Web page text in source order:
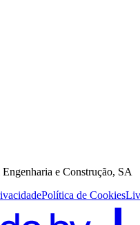
e Construção, SA
Política de Cookies